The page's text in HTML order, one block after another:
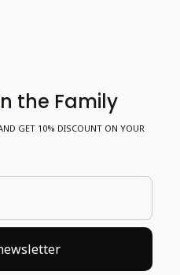
the Family
GET 10% DISCOUNT ON YOUR